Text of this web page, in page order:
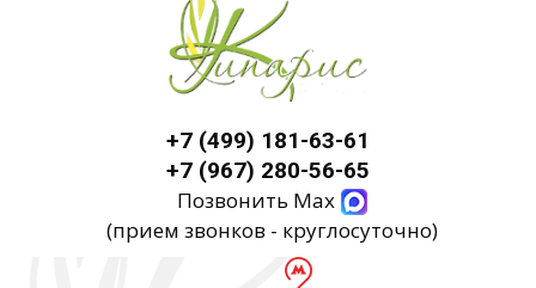
+7 (499) 181-63-61
+7 (967) 280-56-65
Позвонить Max
(прием звонков - круглосуточно)